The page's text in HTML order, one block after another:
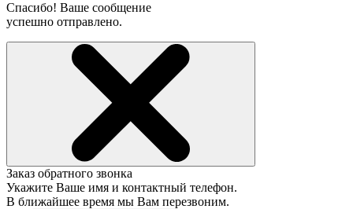
Спасибо! Ваше сообщение
успешно отправлено.
Заказ обратного звонка
Укажите Ваше имя и контактный телефон.
В ближайшее время мы Вам перезвоним.